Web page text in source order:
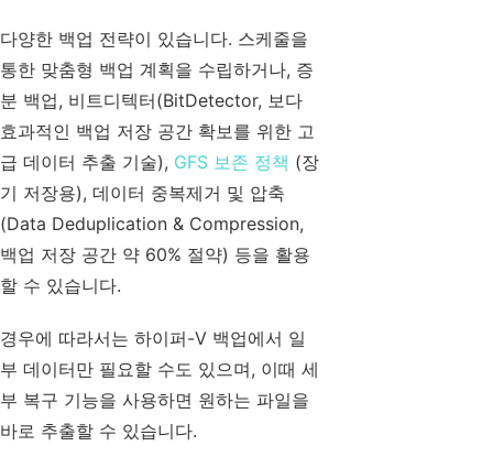
다양한 백업 전략이 있습니다. 스케줄을
통한 맞춤형 백업 계획을 수립하거나, 증
분 백업, 비트디텍터(BitDetector, 보다
효과적인 백업 저장 공간 확보를 위한 고
급 데이터 추출 기술), GFS 보존 정책 (장
기 저장용), 데이터 중복제거 및 압축
(Data Deduplication & Compression,
백업 저장 공간 약 60% 절약) 등을 활용
할 수 있습니다.
경우에 따라서는 하이퍼-V 백업에서 일
부 데이터만 필요할 수도 있으며, 이때 세
부 복구 기능을 사용하면 원하는 파일을
바로 추출할 수 있습니다.